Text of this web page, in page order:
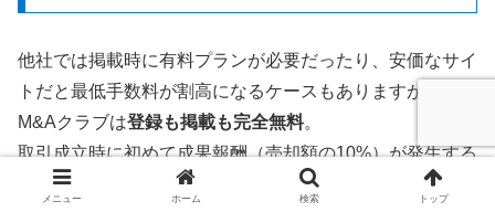
他社では掲載時に有料プランが必要だったり、安価なサイ
トだと最低手数料が割高になるケースもありますが、
M&Aクラブは登録も掲載も完全無料。
取引成立時に初めて成果報酬（売却額の10%）が発生する
仕組みで、
サイトが売れなければ一切費用はかかりませ
メニュー ホーム 検索 トップ